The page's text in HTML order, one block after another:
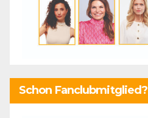
Schon Fanclubmitglied?